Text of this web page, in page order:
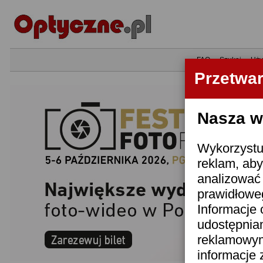
Nasza
reklam,
Informacje
informacje
•FAQ•Szukaj•